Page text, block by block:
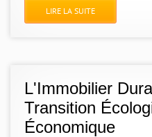
LIRE LA SUITE
L'Immobilier
Transition
Économique